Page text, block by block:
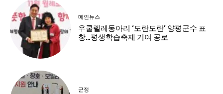
메인뉴스
우쿨렐레동아리 ‘도란도란’ 양평군수 표
창…평생학습축제 기여 공로
군정